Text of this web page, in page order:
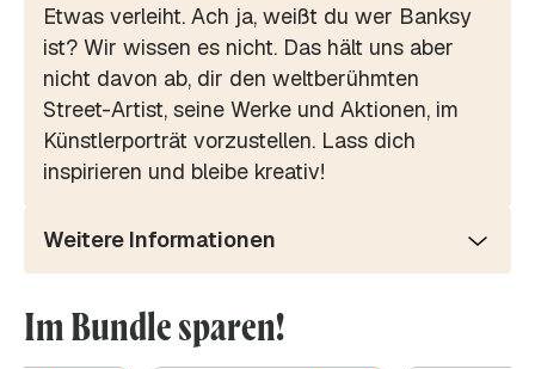
Etwas verleiht. Ach ja, weißt du wer Banksy
ist? Wir wissen es nicht. Das hält uns aber
nicht davon ab, dir den weltberühmten
Street-Artist, seine Werke und Aktionen, im
Künstlerporträt vorzustellen. Lass dich
inspirieren und bleibe kreativ!
Weitere Informationen
Im Bundle sparen!